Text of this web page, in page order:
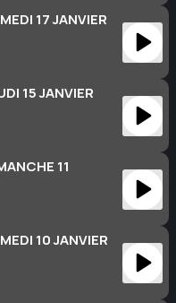
17 JANVIER
15 JANVIER
11
10 JANVIER